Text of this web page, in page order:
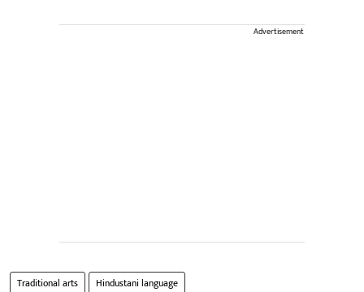
Advertisement
Traditional arts Hindustani language